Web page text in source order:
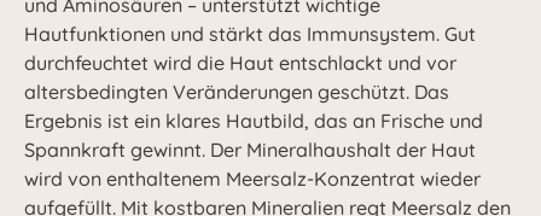
und Aminosäuren – unterstützt wichtige
Hautfunktionen und stärkt das Immunsystem. Gut
durchfeuchtet wird die Haut entschlackt und vor
altersbedingten Veränderungen geschützt. Das
Ergebnis ist ein klares Hautbild, das an Frische und
Spannkraft gewinnt. Der Mineralhaushalt der Haut
wird von enthaltenem Meersalz-Konzentrat wieder
aufgefüllt. Mit kostbaren Mineralien regt Meersalz den